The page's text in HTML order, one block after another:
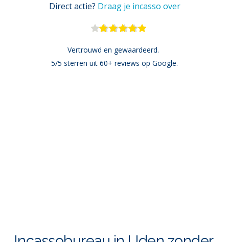
Direct actie? Draag je incasso over
Vertrouwd en gewaardeerd.
5/5 sterren uit 60+ reviews op Google.